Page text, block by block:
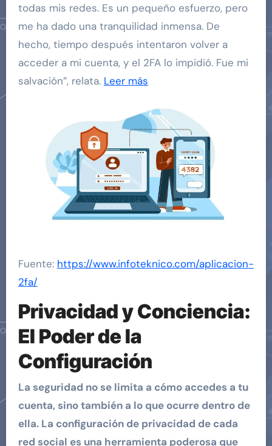
todas mis redes. Es un pequeño esfuerzo, pero
me ha dado una tranquilidad inmensa. De
hecho, tiempo después intentaron volver a
acceder a mi cuenta, y el 2FA lo impidió. Fue mi
salvación”, relata. Leer más
Fuente: https://www.infoteknico.com/aplicacion-
2fa/
Privacidad y Conciencia:
El Poder de la
Configuración
La seguridad no se limita a cómo accedes a tu
cuenta, sino también a lo que ocurre dentro de
ella. La configuración de privacidad de cada
red social es una herramienta poderosa que